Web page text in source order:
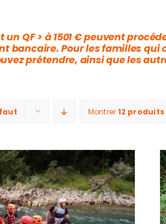
QF > à 1501 € peuvent
bancaire. Pour les familles qui
prétendre, ainsi que les
Montrer 12 produits